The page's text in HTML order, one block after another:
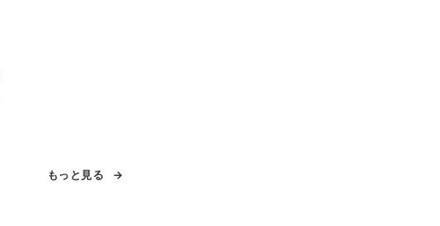
もっと見る